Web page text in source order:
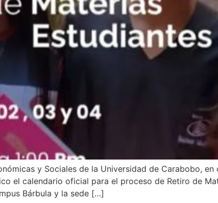
y Sociales de la Universidad de Carabobo,
el calendario oficial para el proceso de Retiro de
Bárbula y la sede […]